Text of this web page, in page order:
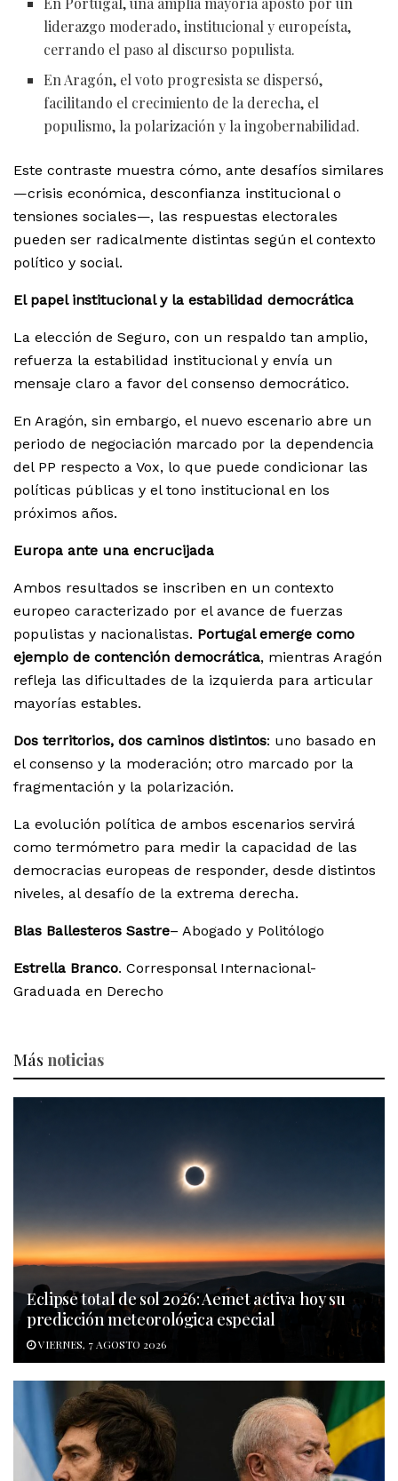
liderazgo moderado, institucional y europeísta,
cerrando el paso al discurso populista.
En Aragón, el voto progresista se dispersó,
facilitando el crecimiento de la derecha, el
populismo, la polarización y la ingobernabilidad.
Este contraste muestra cómo, ante desafíos similares
—crisis económica, desconfianza institucional o
tensiones sociales—, las respuestas electorales
pueden ser radicalmente distintas según el contexto
político y social.
El papel institucional y la estabilidad democrática
La elección de Seguro, con un respaldo tan amplio,
refuerza la estabilidad institucional y envía un
mensaje claro a favor del consenso democrático.
En Aragón, sin embargo, el nuevo escenario abre un
periodo de negociación marcado por la dependencia
del PP respecto a Vox, lo que puede condicionar las
políticas públicas y el tono institucional en los
próximos años.
Europa ante una encrucijada
Ambos resultados se inscriben en un contexto
europeo caracterizado por el avance de fuerzas
populistas y nacionalistas. Portugal emerge como
ejemplo de contención democrática, mientras Aragón
refleja las dificultades de la izquierda para articular
mayorías estables.
Dos territorios, dos caminos distintos: uno basado en
el consenso y la moderación; otro marcado por la
fragmentación y la polarización.
La evolución política de ambos escenarios servirá
como termómetro para medir la capacidad de las
democracias europeas de responder, desde distintos
niveles, al desafío de la extrema derecha.
Blas Ballesteros Sastre– Abogado y Politólogo
Estrella Branco. Corresponsal Internacional-
Graduada en Derecho
Más noticias
Eclipse total de sol 2026: Aemet activa hoy su
predicción meteorológica especial
VIERNES, 7 AGOSTO 2026